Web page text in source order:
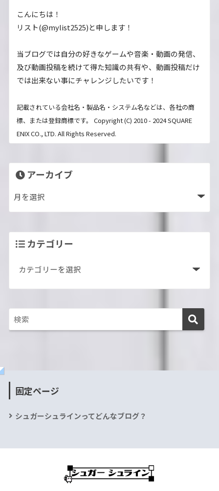
こんにちは！
リスト(@mylist2525)と申します！
当ブログでは自分の好きなゲームや音楽・動画の発信、
及び動画投稿を続けて得た知識の共有や、動画投稿だけ
では出来ない事にチャレンジしたいです！
記載されている会社名・製品名・システム名などは、各社の商
標、または登録商標です。 Copyright (C) 2010 - 2024 SQUARE
ENIX CO., LTD. All Rights Reserved.
アーカイブ
カテゴリー
固定ページ
シュガーシュラインってどんなブログ？